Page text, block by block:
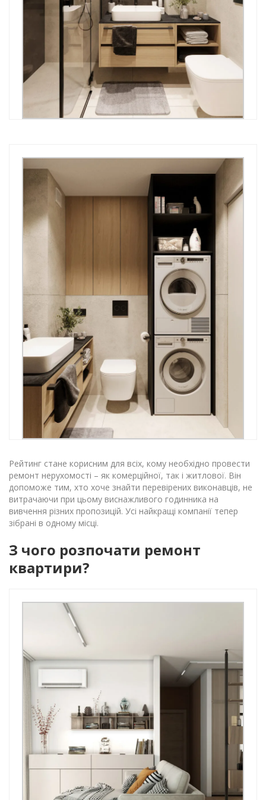
Рейтинг стане корисним для всіх, кому необхідно провести
ремонт нерухомості – як комерційної, так і житлової. Він
допоможе тим, хто хоче знайти перевірених виконавців, не
витрачаючи при цьому виснажливого годинника на
вивчення різних пропозицій. Усі найкращі компанії тепер
зібрані в одному місці.
З чого розпочати ремонт
квартири?